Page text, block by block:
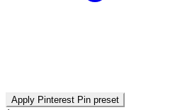
Apply Pinterest Pin preset